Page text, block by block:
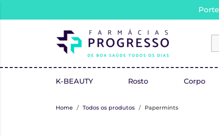
K-BEAUTY Rosto Corpo
Home Todos os produtos Papermints